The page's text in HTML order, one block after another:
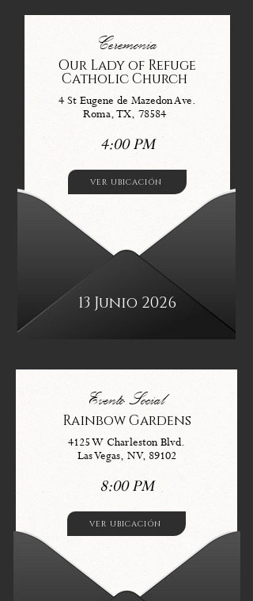
Ceremonia
Our Lady of Refuge
Catholic Church
4 St Eugene de Mazedon Ave.
Roma, TX, 78584
4:00 PM
VER UBICACIÓN
13 Junio 2026
Evento Social
Rainbow Gardens
4125 W Charleston Blvd.
Las Vegas, NV, 89102
8:00 PM
VER UBICACIÓN